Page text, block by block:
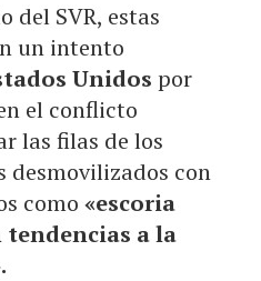
del SVR, estas
un intento
Unidos por
el conflicto
las filas de los
con
como «escoria
a la